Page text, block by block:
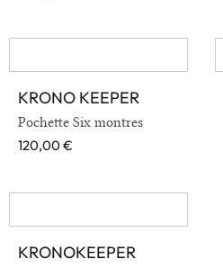
VOIR EN DÉTAIL
KRONO KEEPER
Pochette Six montres
120,00€
VOIR EN DÉTAIL
KRONOKEEPER